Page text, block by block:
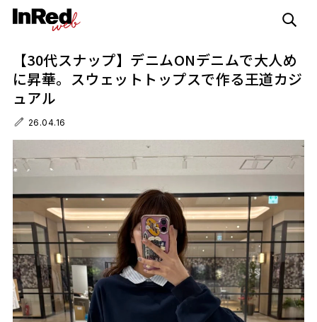
【30代スナップ】デニムONデニムで大人め
に昇華。スウェットトップスで作る王道カジ
ュアル
26.04.16